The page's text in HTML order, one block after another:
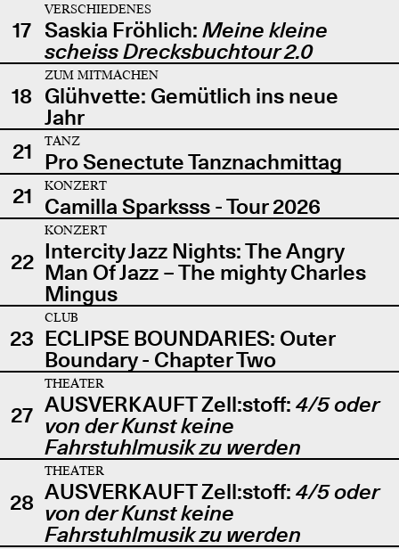
17
VERSCHIEDENES
Saskia Fröhlich: Meine kleine
scheiss Drecksbuchtour 2.0
18
ZUM MITMACHEN
Glühvette: Gemütlich ins neue
Jahr
21
TANZ
Pro Senectute Tanznachmittag
21
KONZERT
Camilla Sparksss - Tour 2026
22
KONZERT
Intercity Jazz Nights: The Angry
Man Of Jazz – The mighty Charles
Mingus
23
CLUB
ECLIPSE BOUNDARIES: Outer
Boundary - Chapter Two
27
THEATER
AUSVERKAUFT Zell:stoff: 4/5 oder
von der Kunst keine
Fahrstuhlmusik zu werden
28
THEATER
AUSVERKAUFT Zell:stoff: 4/5 oder
von der Kunst keine
Fahrstuhlmusik zu werden